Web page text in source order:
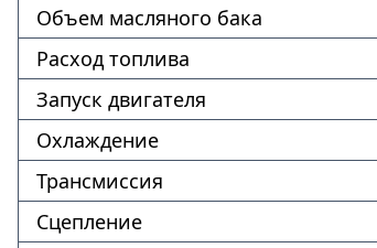
Объем масляного бака
Расход топлива
Запуск двигателя
Охлаждение
Трансмиссия
Сцепление